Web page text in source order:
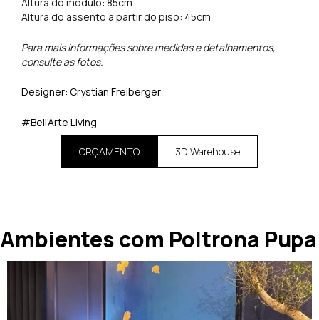
Altura do módulo: 85cm
Altura do assento a partir do piso: 45cm
Para mais informações sobre medidas e detalhamentos,
consulte as fotos.
Designer: Crystian Freiberger
#Bell’Arte Living
ORÇAMENTO 3D Warehouse
Ambientes com Poltrona Pupa